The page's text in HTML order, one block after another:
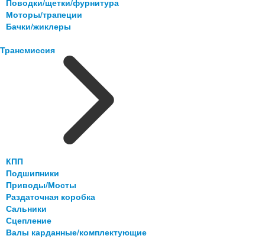
Поводки/щетки/фурнитура
Моторы/трапеции
Бачки/жиклеры
Трансмиссия
КПП
Подшипники
Приводы/Мосты
Раздаточная коробка
Сальники
Сцепление
Валы карданные/комплектующие